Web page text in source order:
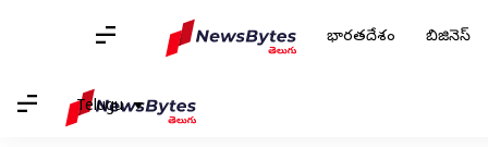
భారతదేశం బిజినెస్
Telugu